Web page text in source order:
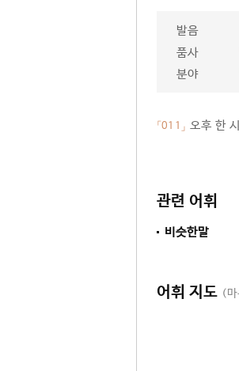
발음
품사
분야
「011」 오후 한
관련 어휘
비슷한말
어휘 지도 (